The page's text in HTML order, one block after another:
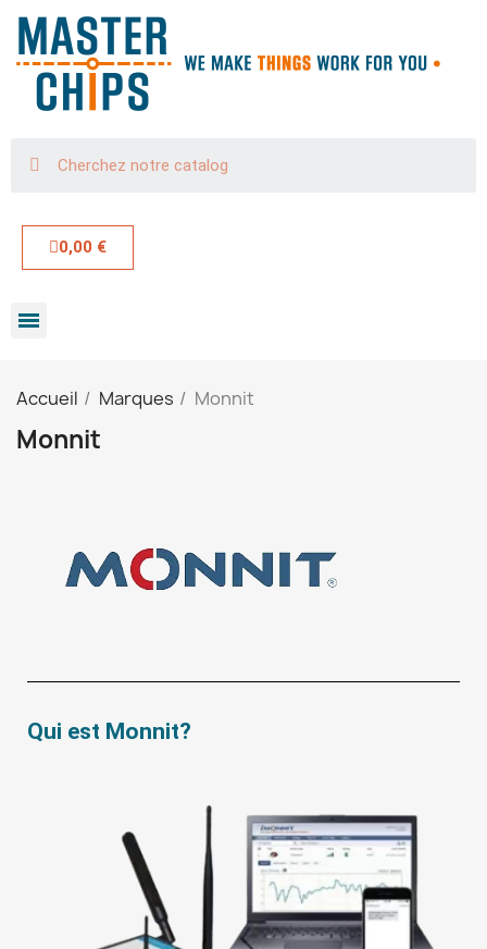
0,00 €
Accueil Marques Monnit
Monnit
Qui est Monnit?